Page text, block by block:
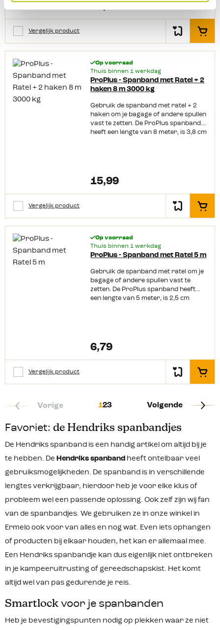
cm, is 2,5 cm breed en heeft een
breekkracht van 320 kg.
16,99
Vergelijk product In het
Op voorraad
Thuis binnen 1 werkdag
ProPlus - Spanband met Ratel + 2
haken 8 m 3000 kg
Gebruik de spanband met ratel + 2
haken om je bagage of andere spullen
vast te zetten. De ProPlus spanband
heeft een lengte van 8 meter, is 3,8 cm
15,99
Vergelijk product In het
Op voorraad
Thuis binnen 1 werkdag
ProPlus - Spanband met Ratel 5 m
Gebruik de spanband met ratel om je
bagage of andere spullen vast te
zetten. De ProPlus spanband heeft
een lengte van 5 meter, is 2,5 cm
6,79
Vergelijk product In het
Vorige 123 Volgende
Favoriet: de Hendriks spanbandjes
De Hendriks spanband is een handig artikel om altijd bij je
te hebben. De Hendriks spanband heeft ontelbaar veel
gebruiksmogelijkheden. De spanband is in verschillende
lengtes verkrijgbaar, hierdoor heb je voor elke klus of
probleem wel een passende oplossing. Ook zelf zijn wij fan
van de spanbandjes. We gebruiken ze in onze winkel in
Ermelo ook voor van alles en nog wat. Even iets ophangen
of producten bij elkaar houden, het kan er allemaal mee.
Een Hendriks spanbandje kan dus eigenlijk niet ontbreken
in je kampeeruitrusting of gereedschapskist. Het komt
altijd wel van pas gedurende je reis.
Smartlock voor je spanbanden
Heb je bevestigingspunten nodig op plekken waar ze niet